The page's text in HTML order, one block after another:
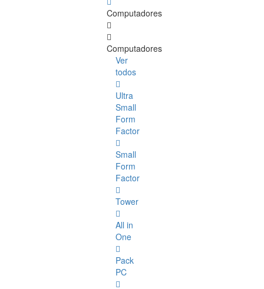
Computadores
Computadores
Ver
todos
Ultra
Small
Form
Factor
Small
Form
Factor
Tower
All in
One
Pack
PC